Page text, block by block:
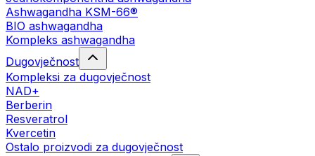
Ashwagandha KSM-66®
BIO ashwagandha
Kompleks ashwagandha
Dugovječnost
Kompleksi za dugovječnost
NAD+
Berberin
Resveratrol
Kvercetin
Ostalo proizvodi za dugovječnost